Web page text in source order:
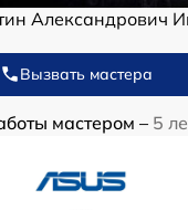
Александрович
Вызвать мастера
мастером – 5